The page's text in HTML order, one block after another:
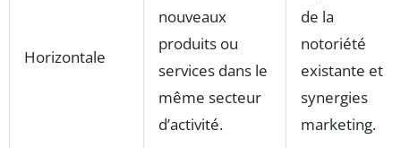
Horizontale
nouveaux
produits ou
services dans le
même secteur
d’activité.
de la
notoriété
existante et
synergies
marketing.